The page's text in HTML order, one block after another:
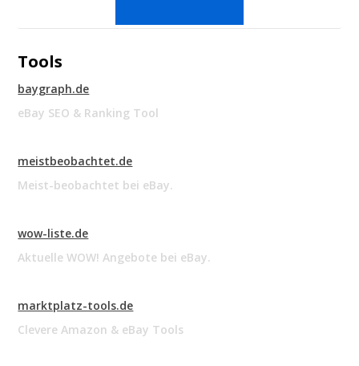
Tools
baygraph.de
eBay SEO & Ranking Tool
meistbeobachtet.de
Meist-beobachtet bei eBay.
wow-liste.de
Aktuelle WOW! Angebote bei eBay.
marktplatz-tools.de
Clevere Amazon & eBay Tools